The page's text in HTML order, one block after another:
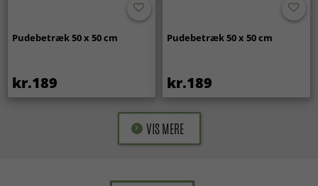
Pudebetræk 50 x 50 cm
kr.189
Pudebetræk 50 x 50 cm
kr.189
VIS MERE